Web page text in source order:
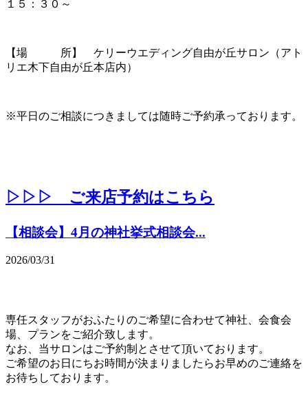
１５：３０～
【場 所】 ケリーウエディング自由が丘サロン（アト
リエ木下自由が丘本店内）
※平日のご相談につきましては随時ご予約承っております。
▷▷▷ ご来店予約はこちら
【相談会】4月の神社挙式相談会...
2026/03/31
専任スタッフがおふたりのご希望に合わせて神社、会食会
場、プランをご紹介致します。
なお、当サロンはご予約制とさせて頂いております。
ご希望のお日にちお時間が決まりましたらお早めのご連絡を
お待ちしております。